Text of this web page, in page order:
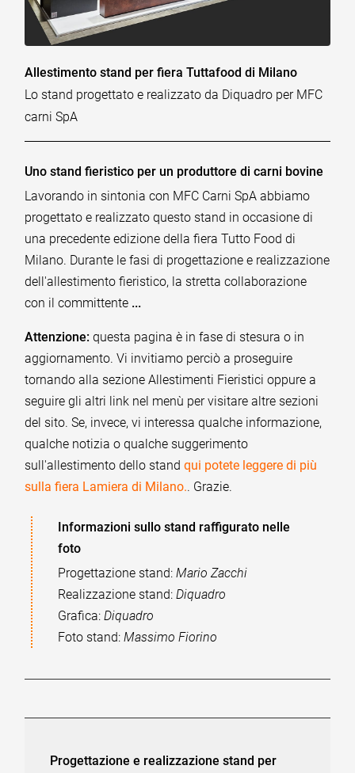
Allestimento stand per fiera Tuttafood di Milano
Lo stand progettato e realizzato da Diquadro per MFC
carni SpA
Uno stand fieristico per un produttore di carni bovine
Lavorando in sintonia con MFC Carni SpA abbiamo
progettato e realizzato questo stand in occasione di
una precedente edizione della fiera Tutto Food di
Milano. Durante le fasi di progettazione e realizzazione
dell'allestimento fieristico, la stretta collaborazione
con il committente ...
Attenzione: questa pagina è in fase di stesura o in
aggiornamento. Vi invitiamo perciò a proseguire
tornando alla sezione Allestimenti Fieristici oppure a
seguire gli altri link nel menù per visitare altre sezioni
del sito. Se, invece, vi interessa qualche informazione,
qualche notizia o qualche suggerimento
sull'allestimento dello standqui potete leggere di più
sulla fiera Lamiera di Milano.. Grazie.
Informazioni sullo stand raffigurato nelle
foto
Progettazione stand:Mario Zacchi
Realizzazione stand:Diquadro
Grafica:Diquadro
Foto stand:Massimo Fiorino
Progettazione e realizzazione stand per